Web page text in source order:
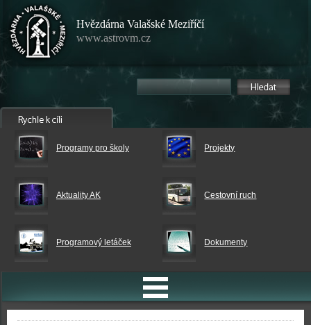
Hvězdárna Valašské Meziříčí
www.astrovm.cz
Programy pro školy Projekty
Aktuality AK Cestovní ruch
Programový letáček Dokumenty